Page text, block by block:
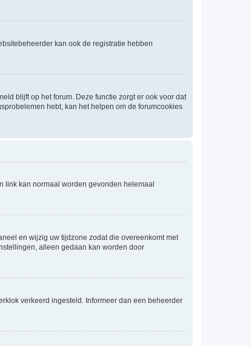
kan ook de registratie hebben
blijft op het forum. Deze functie zorgt er ook voor dat
hebt, kan het helpen om de forumcookies
link kan normaal worden gevonden helemaal
en wijzig uw tijdzone zodat die overeenkomt met
alleen gedaan kan worden door
verkeerd ingesteld. Informeer dan een beheerder